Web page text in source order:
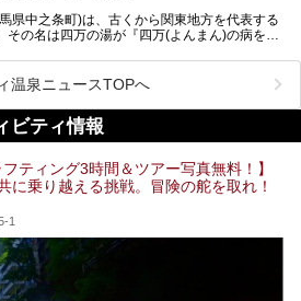
、館内の魅力をたっぷりとご紹介します！
県中之条町)は、古くから関東地方を代表する
その名は四万の湯が『四万(よんまん)の病を癒
う人気温泉地です。
四万温泉最奥に位置し、秘境感漂う老舗宿。泉
美人湯効果)に定評があり、知る人ぞ知る穴場
今回は筆者自ら宿泊し、自慢の温泉をはじめ食
有スペースなど、宿の全貌を徹底紹介します。
温泉ニュースTOPへ
ビティ情報
ティング3時間＆ツアー写真無料！】
に乗り越える挑戦。冒険の舵を取れ！
1